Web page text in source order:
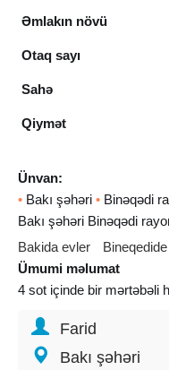
Əmlakın növü
Otaq sayı
Sahə
Qiymət
Ünvan:
• Bakı şəhəri • Binəqədi
Bakı şəhəri Binəqədi
Bakida evler
Ümumi məlumat
4 sot içinde bir mərtəbəli
Farid
Bakı şəhəri